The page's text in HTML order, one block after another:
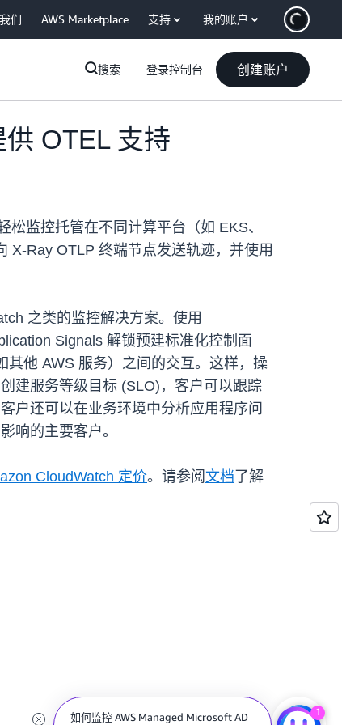
们 AWS Marketplace 支持 我的账户
搜索 登录控制台 创建账户
OTEL 支持
监控托管在不同计算平台（如 EKS、
X-Ray OTLP 终端节点发送轨迹，并使用
之类的监控解决方案。使用
Signals 解锁预建标准化控制面
他 AWS 服务）之间的交互。这样，操
建服务等级目标 (SLO)，客户可以跟踪
户还可以在业务环境中分析应用程序问
响的主要客户。
CloudWatch 定价。请参阅 文档 了解
如何监控 AWS Managed Microsoft AD 1